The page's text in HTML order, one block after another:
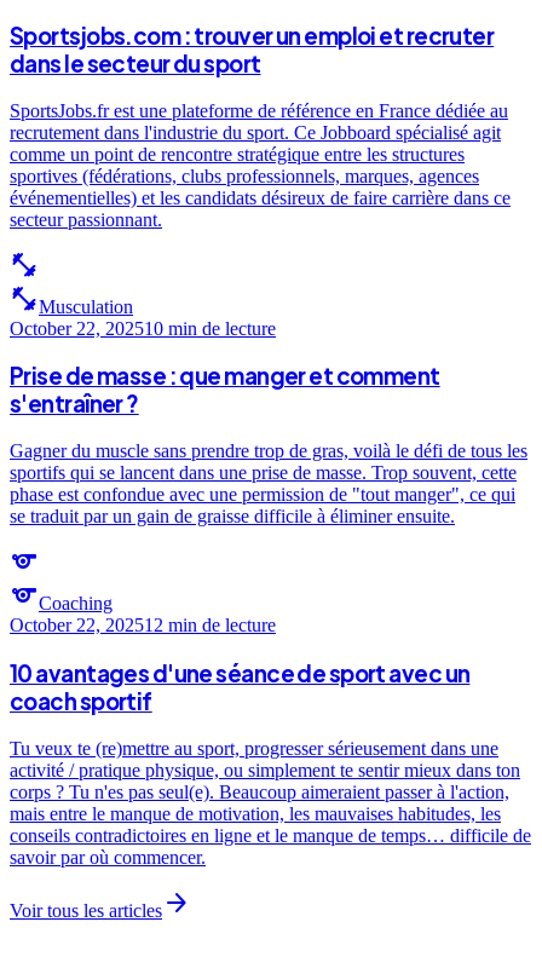
Sportsjobs.com : trouver un emploi et recruter
dans le secteur du sport
SportsJobs.fr est une plateforme de référence en France dédiée au
recrutement dans l'industrie du sport. Ce Jobboard spécialisé agit
comme un point de rencontre stratégique entre les structures
sportives (fédérations, clubs professionnels, marques, agences
événementielles) et les candidats désireux de faire carrière dans ce
secteur passionnant.
fitness_center
fitness_centerMusculation
October 22, 202510 min de lecture
Prise de masse : que manger et comment
s'entraîner ?
Gagner du muscle sans prendre trop de gras, voilà le défi de tous les
sportifs qui se lancent dans une prise de masse. Trop souvent, cette
phase est confondue avec une permission de "tout manger", ce qui
se traduit par un gain de graisse difficile à éliminer ensuite.
sports
sportsCoaching
October 22, 202512 min de lecture
10 avantages d'une séance de sport avec un
coach sportif
Tu veux te (re)mettre au sport, progresser sérieusement dans une
activité / pratique physique, ou simplement te sentir mieux dans ton
corps ? Tu n'es pas seul(e). Beaucoup aimeraient passer à l'action,
mais entre le manque de motivation, les mauvaises habitudes, les
conseils contradictoires en ligne et le manque de temps… difficile de
savoir par où commencer.
Voir tous les articles arrow_forward